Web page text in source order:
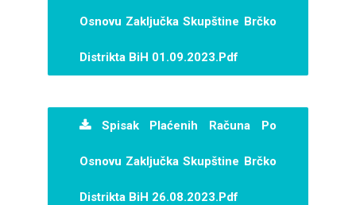
Osnovu Zaključka Skupštine Brčko
Distrikta BiH 01.09.2023.pdf
Spisak Plaćenih Računa Po
Osnovu Zaključka Skupštine Brčko
Distrikta BiH 26.08.2023.pdf